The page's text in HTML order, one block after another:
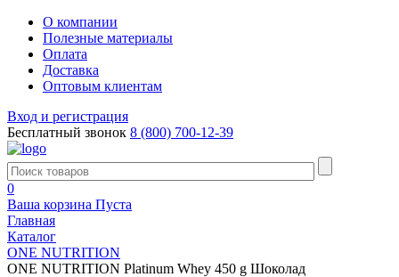
О компании
Полезные материалы
Оплата
Доставка
Оптовым клиентам
Вход и регистрация
Бесплатный звонок 8 (800) 700-12-39
0
Ваша корзина Пуста
Главная
Каталог
ONE NUTRITION
ONE NUTRITION Platinum Whey 450 g Шоколад